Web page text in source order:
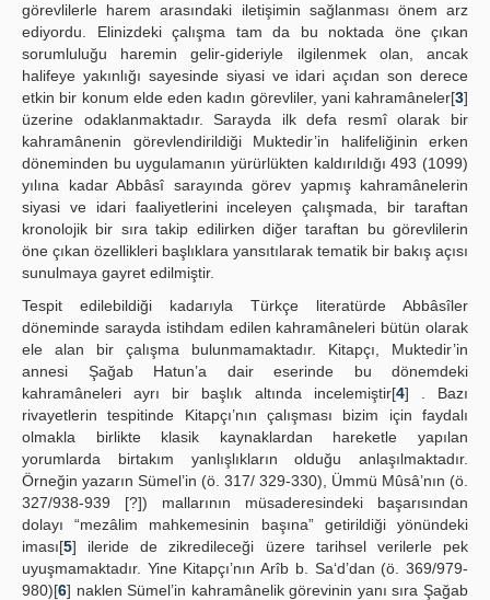
görevlilerle harem arasındaki iletişimin sağlanması önem arz
ediyordu. Elinizdeki çalışma tam da bu noktada öne çıkan
sorumluluğu haremin gelir-gideriyle ilgilenmek olan, ancak
halifeye yakınlığı sayesinde siyasi ve idari açıdan son derece
etkin bir konum elde eden kadın görevliler, yani kahramâneler[3]
üzerine odaklanmaktadır. Sarayda ilk defa resmî olarak bir
kahramânenin görevlendirildiği Muktedir’in halifeliğinin erken
döneminden bu uygulamanın yürürlükten kaldırıldığı 493 (1099)
yılına kadar Abbâsî sarayında görev yapmış kahramânelerin
siyasi ve idari faaliyetlerini inceleyen çalışmada, bir taraftan
kronolojik bir sıra takip edilirken diğer taraftan bu görevlilerin
öne çıkan özellikleri başlıklara yansıtılarak tematik bir bakış açısı
sunulmaya gayret edilmiştir.
Tespit edilebildiği kadarıyla Türkçe literatürde Abbâsîler
döneminde sarayda istihdam edilen kahramâneleri bütün olarak
ele alan bir çalışma bulunmamaktadır. Kitapçı, Muktedir’in
annesi Şağab Hatun’a dair eserinde bu dönemdeki
kahramâneleri ayrı bir başlık altında incelemiştir[4] . Bazı
rivayetlerin tespitinde Kitapçı’nın çalışması bizim için faydalı
olmakla birlikte klasik kaynaklardan hareketle yapılan
yorumlarda birtakım yanlışlıkların olduğu anlaşılmaktadır.
Örneğin yazarın Sümel’in (ö. 317/ 329-330), Ümmü Mûsâ’nın (ö.
327/938-939 [?]) mallarının müsaderesindeki başarısından
dolayı “mezâlim mahkemesinin başına” getirildiği yönündeki
iması[5] ileride de zikredileceği üzere tarihsel verilerle pek
uyuşmamaktadır. Yine Kitapçı’nın Arîb b. Sa‘d’dan (ö. 369/979-
980)[6] naklen Sümel’in kahramânelik görevinin yanı sıra Şağab